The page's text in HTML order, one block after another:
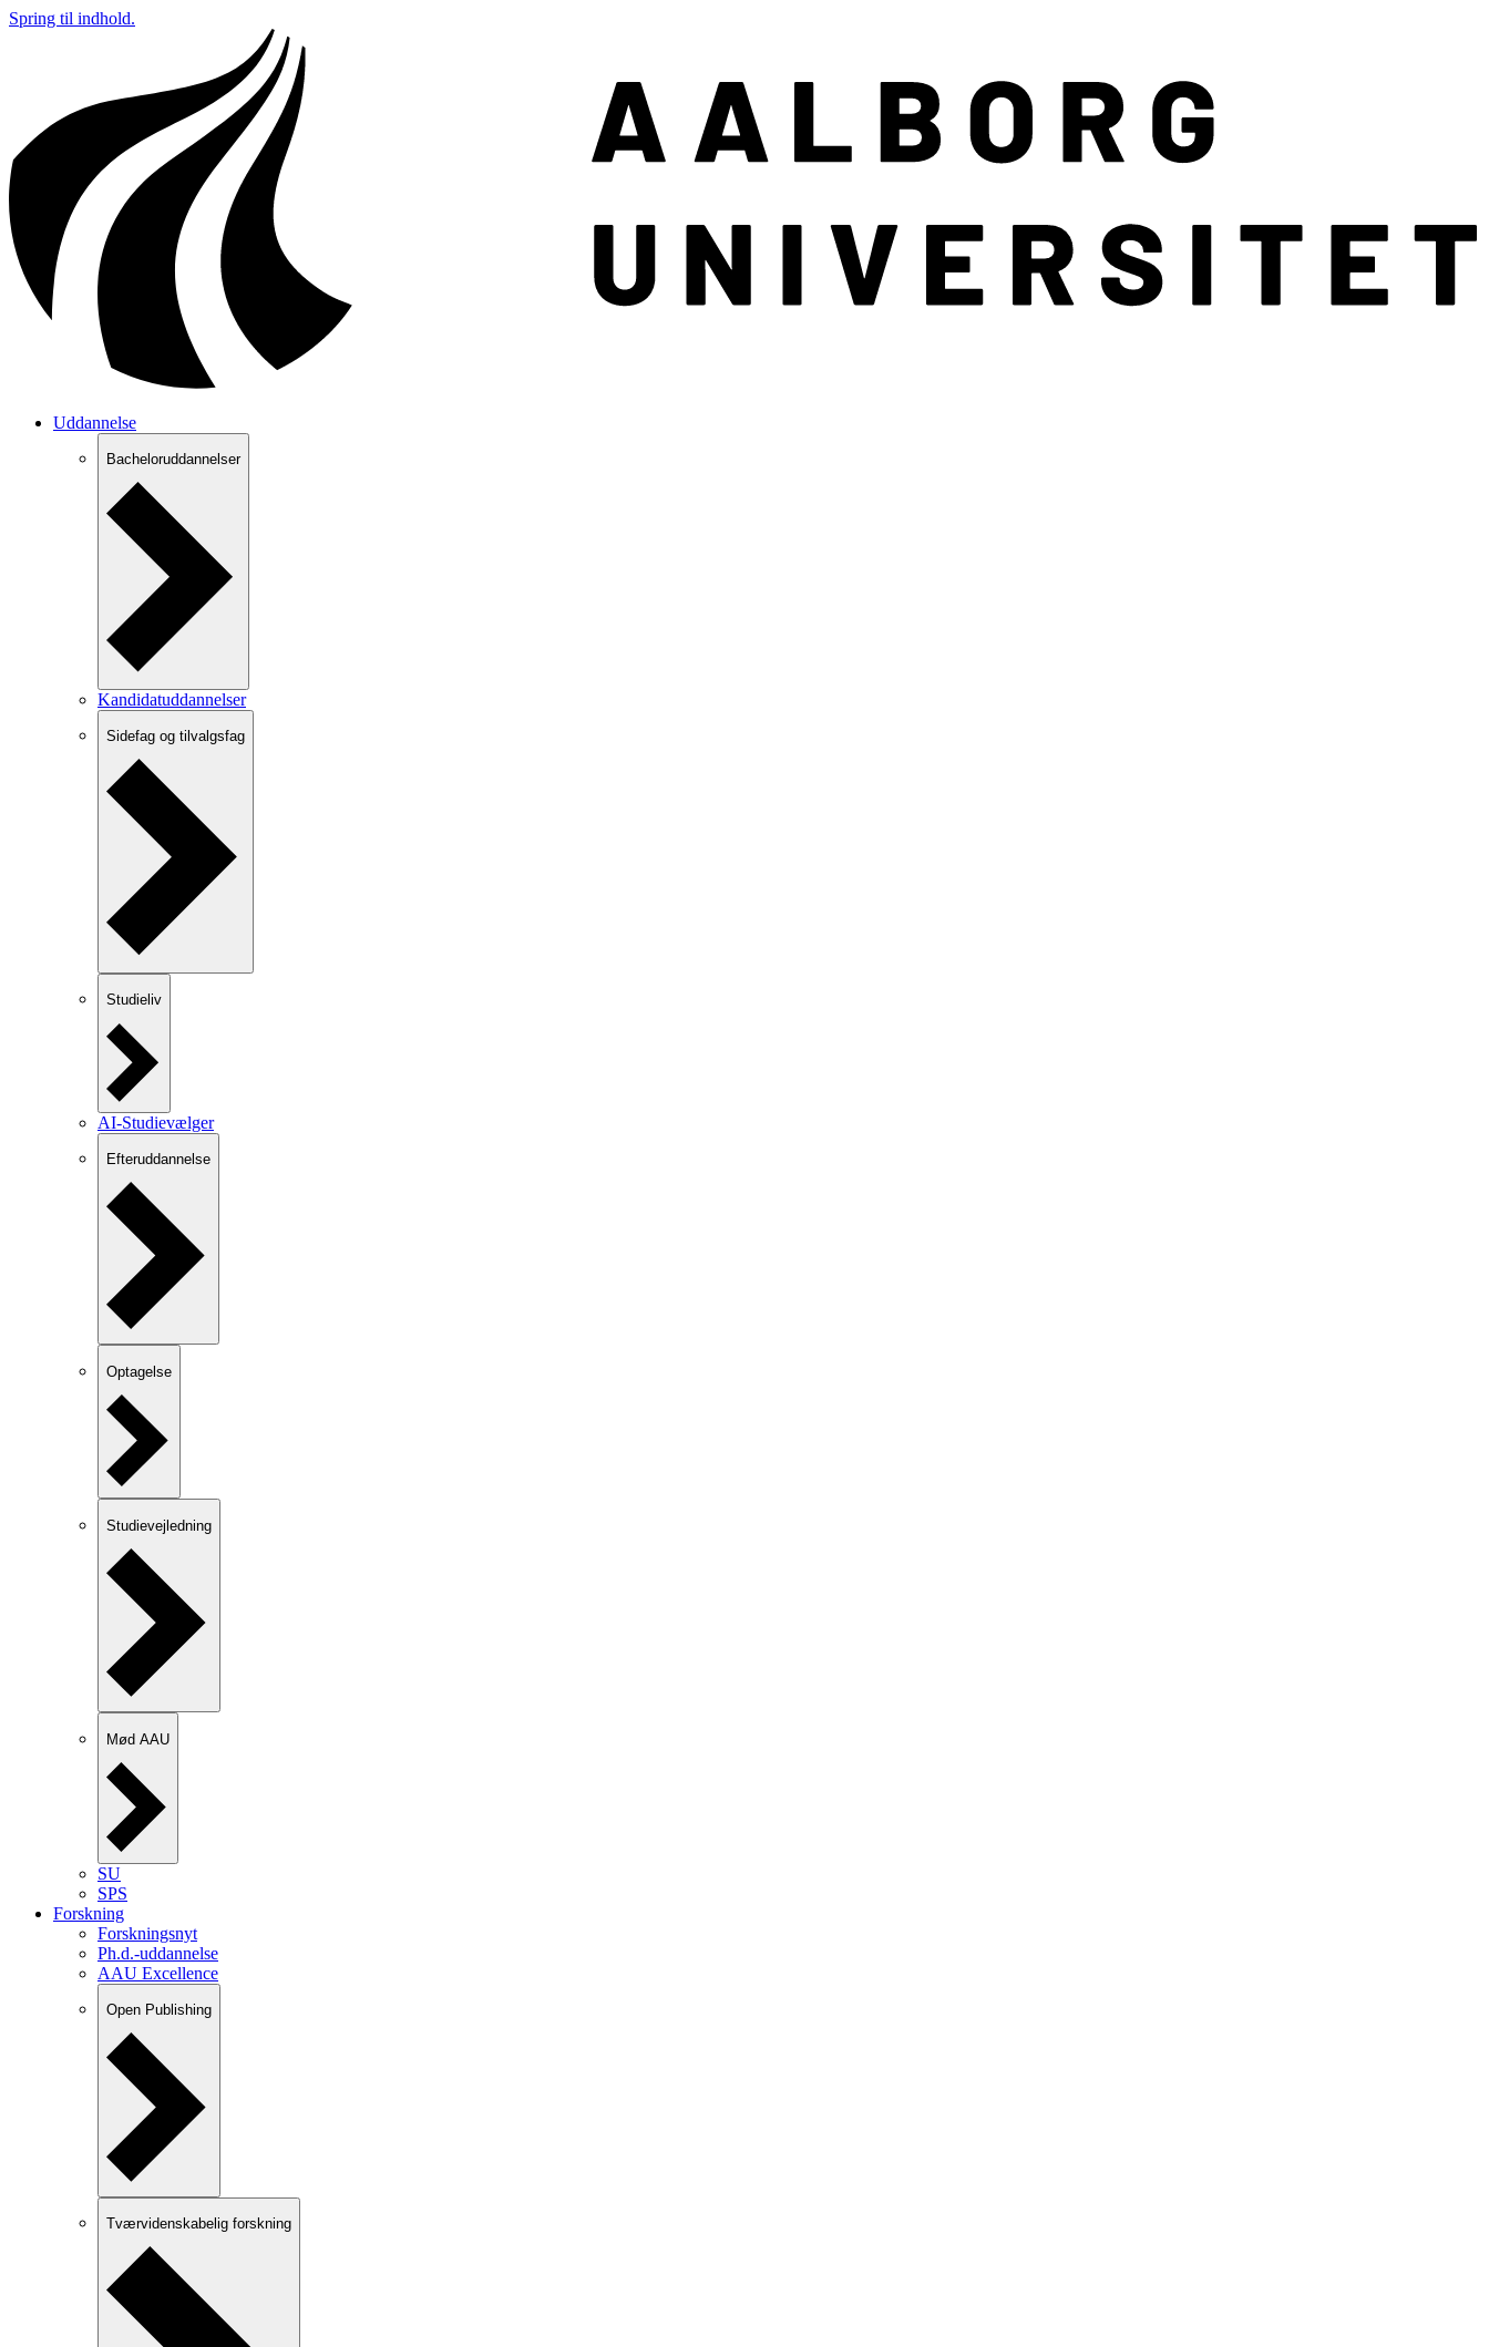
Spring til indhold.
Uddannelse
Bacheloruddannelser
Kandidatuddannelser
Sidefag og tilvalgsfag
Studieliv
AI-Studievælger
Efteruddannelse
Optagelse
Studievejledning
Mød AAU
SU
SPS
Forskning
Forskningsnyt
Ph.d.-uddannelse
AAU Excellence
Open Publishing
Tværvidenskabelig forskning